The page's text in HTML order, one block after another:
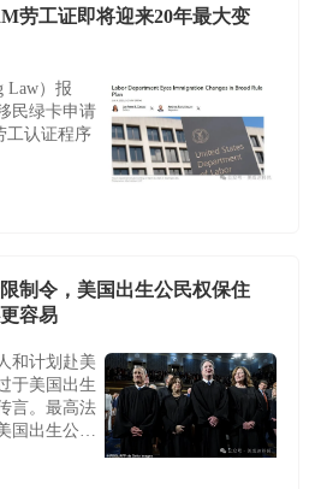
劳工证即将迎来20年最大变
Law）报
民绿卡申请
工认证程序
制令，美国出生公民权保住
容易
和计划赴美
于美国出生
言。最高法
国出生公民